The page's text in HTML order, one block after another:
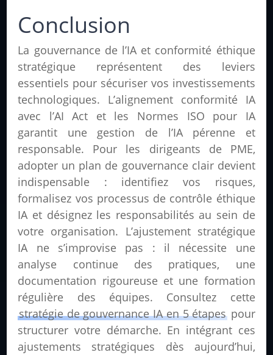
Conclusion
La gouvernance de l’IA et conformité éthique
stratégique représentent des leviers
essentiels pour sécuriser vos investissements
technologiques. L’alignement conformité IA
avec l’AI Act et les Normes ISO pour IA
garantit une gestion de l’IA pérenne et
responsable. Pour les dirigeants de PME,
adopter un plan de gouvernance clair devient
indispensable : identifiez vos risques,
formalisez vos processus de contrôle éthique
IA et désignez les responsabilités au sein de
votre organisation. L’ajustement stratégique
IA ne s’improvise pas : il nécessite une
analyse continue des pratiques, une
documentation rigoureuse et une formation
régulière des équipes. Consultez cette
stratégie de gouvernance IA en 5 étapespour
structurer votre démarche. En intégrant ces
ajustements stratégiques dès aujourd’hui,